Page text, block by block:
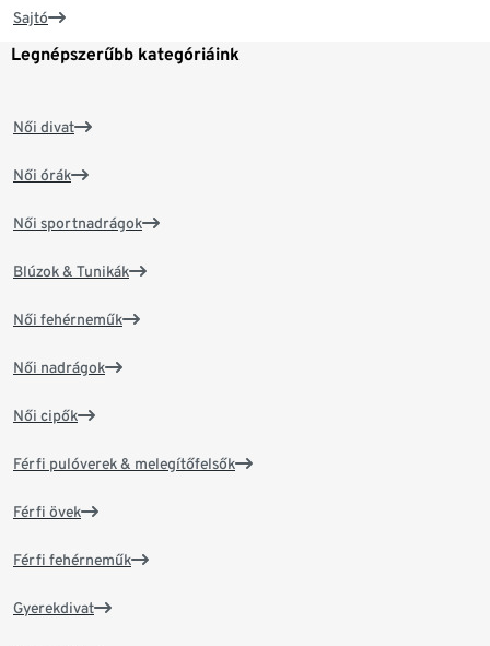
Sajtó
Legnépszerűbb kategóriáink
Női divat
Női órák
Női sportnadrágok
Blúzok & Tunikák
Női fehérneműk
Női nadrágok
Női cipők
Férfi pulóverek & melegítőfelsők
Férfi övek
Férfi fehérneműk
Gyerekdivat